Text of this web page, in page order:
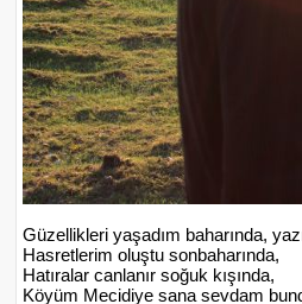
Güzellikleri yaşadım baharında,
Hasretlerim oluştu sonbaharında,
Hatıralar canlanır soğuk kışında,
Köyüm Mecidiye sana sevdam